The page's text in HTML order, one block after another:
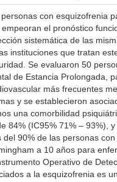
personas con esquizofrenia
el pronóstico
sistemática de las
instituciones que tratan
Se evaluaron 50
de Estancia Prolongada,
más frecuentes
y se establecieron
una comorbilidad
84% (IC95% 71% – 93%),
del 90% de las personas
a 10 años para
Operativo de
a la esquizofrenia es